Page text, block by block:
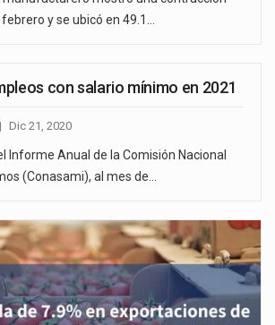
y se ubicó en 49.1…
con salario mínimo en 2021
Dic 21, 2020
Informe Anual de la Comisión Nacional
(Conasami), al mes de…